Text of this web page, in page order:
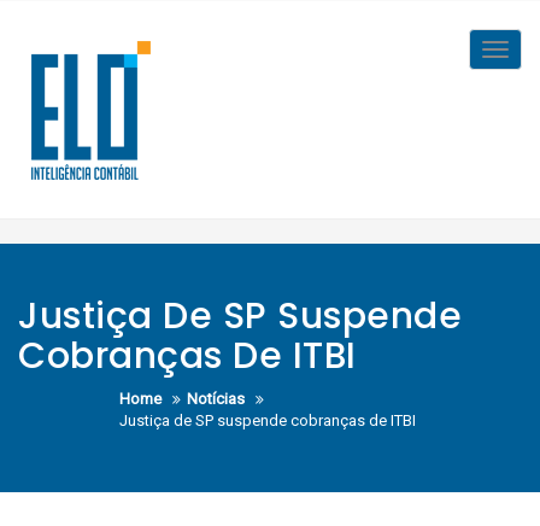
content
Justiça De SP Suspende
Cobranças De ITBI
Home
Notícias
Justiça de SP suspende cobranças de ITBI